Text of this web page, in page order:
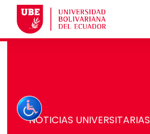
NOTICIAS UNIVERSITARIAS